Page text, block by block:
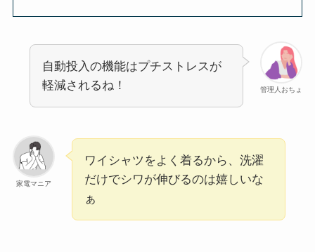
管理人おちょ
自動投入の機能はプチストレスが
軽減されるね！
家電マニア
ワイシャツをよく着るから、洗濯
だけでシワが伸びるのは嬉しいな
ぁ